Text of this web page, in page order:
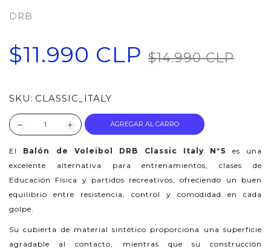
DRB
$11.990 CLP $14.990 CLP
SKU: CLASSIC_ITALY
AGREGAR AL CARRO
El Balón de Voleibol DRB Classic Italy N°5 es una
excelente alternativa para entrenamientos, clases de
Educación Física y partidos recreativos, ofreciendo un buen
equilibrio entre resistencia, control y comodidad en cada
golpe.
Su cubierta de material sintético proporciona una superficie
agradable al contacto, mientras que su construcción